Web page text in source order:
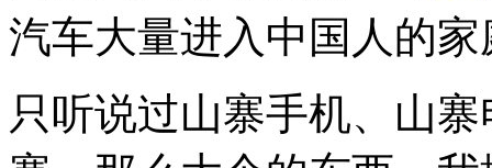
汽车大量进入中国人的
只听说过山寨手机、山